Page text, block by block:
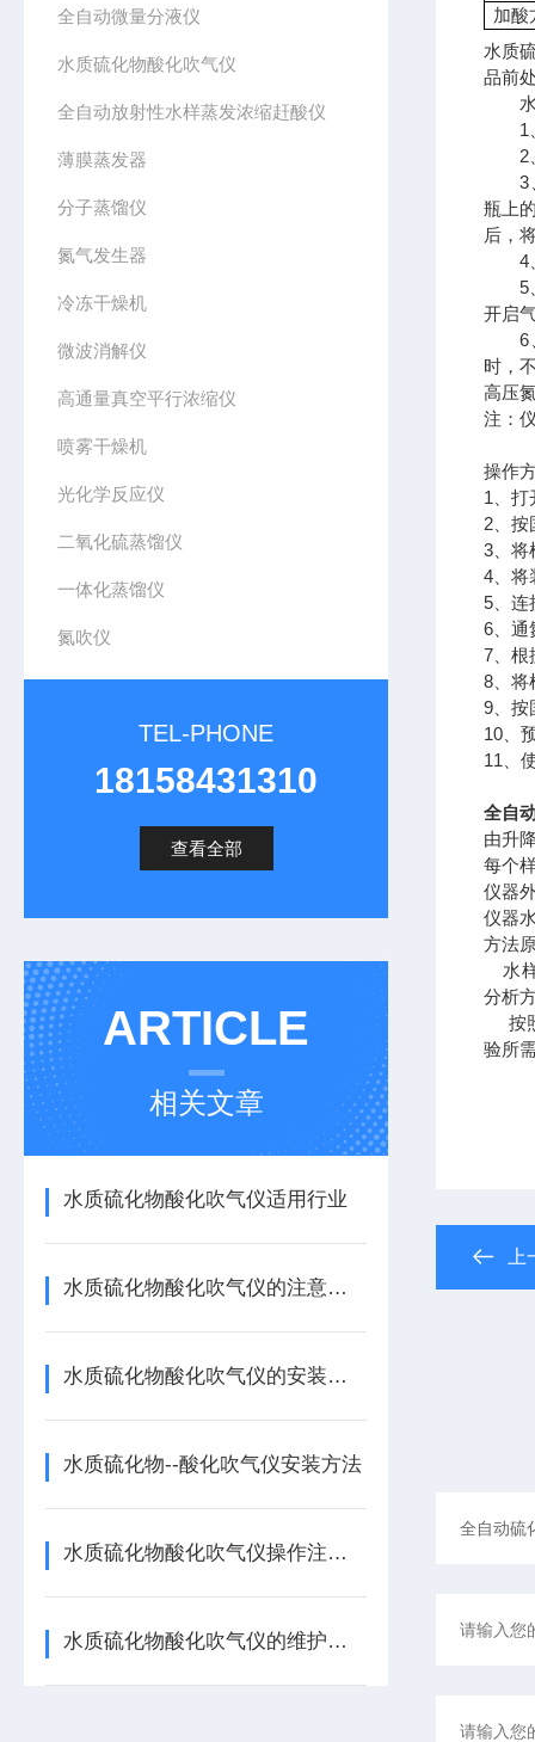
全自动微量分液仪
水质硫化物酸化吹气仪
全自动放射性水样蒸发浓缩赶酸仪
薄膜蒸发器
分子蒸馏仪
氮气发生器
冷冻干燥机
微波消解仪
高通量真空平行浓缩仪
喷雾干燥机
光化学反应仪
二氧化硫蒸馏仪
一体化蒸馏仪
氮吹仪
TEL-PHONE
18158431310
查看全部
ARTICLE
相关文章
水质硫化物酸化吹气仪适用行业
水质硫化物酸化吹气仪的注意事项
水质硫化物酸化吹气仪的安装切不可大意
水质硫化物--酸化吹气仪安装方法
水质硫化物酸化吹气仪操作注意事项
水质硫化物酸化吹气仪的维护保养措施
加酸
水质
品前
水
1、
2、
3、
瓶上
后，
4、
5、
开启
6、
时，
高压
注：
操作
1、打
2、按
3、将
4、将
5、连
6、通
7、根
8、将
9、按
10、
11、
全自
由升
每个
仪器
仪器
方法
水样
分析
按照
验所